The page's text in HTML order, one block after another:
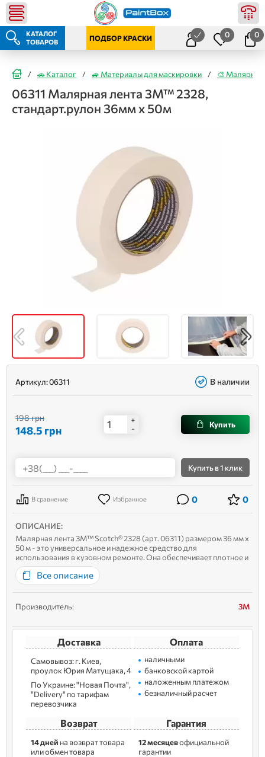
КАТАЛОГ
ТОВАРОВ
ПОДБОР КРАСКИ 0 0
/ 🚗 Каталог / 🚙 Материалы для маскировки / 🎨
06311 Малярная лента 3М™ 2328,
стандарт.рулон 36мм x 50м
Артикул:06311 В наличии
198 грн
148.5 грн
+
-
Купить
Купитьв 1 клик
В сравнение Избранное 0 0
ОПИСАНИЕ:
Малярная лента 3M™ Scotch® 2328 (арт. 06311) размером 36 мм x
50 м - это универсальное и надежное средство для
использования в кузовном ремонте. Она обеспечивает плотное и
равномерное прилегание к разнообразным поверхностям, даже
к тем, что имеют сложную геометрию. Идеально подходит д...
Все описание
Производитель: 3M
Доставка
Самовывоз: г. Kиев,
пpoулoк Юрия Матущака, 4
По Украине: "Новая Почта",
"Delivery" по тарифам
перевозчика
Оплата
наличными
банковской картой
наложенным платежом
безналичный расчет
Возврат
14 дней на возврат товара
или обмен товара
Гарантия
12 месяцевофициальной
гарантии